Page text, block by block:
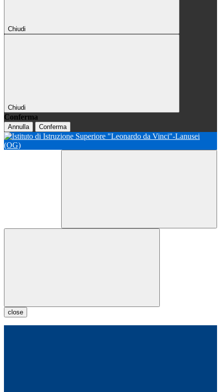
Chiudi
Chiudi
Conferma
Annulla Conferma
close